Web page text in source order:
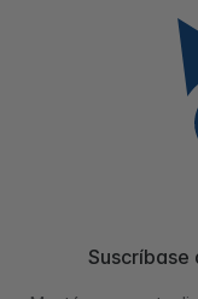
Suscríbase